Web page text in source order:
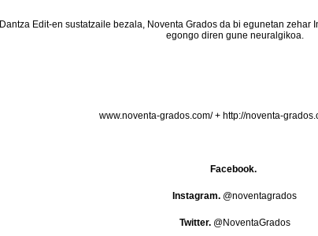
Dantza Edit-en sustatzaile bezala, Noventa Grados da bi egunetan zehar
egongo diren gune neuralgikoa.
www.noventa-grados.com/+http://noventa-
Facebook.
Instagram. @noventagrados
Twitter.@NoventaGrados